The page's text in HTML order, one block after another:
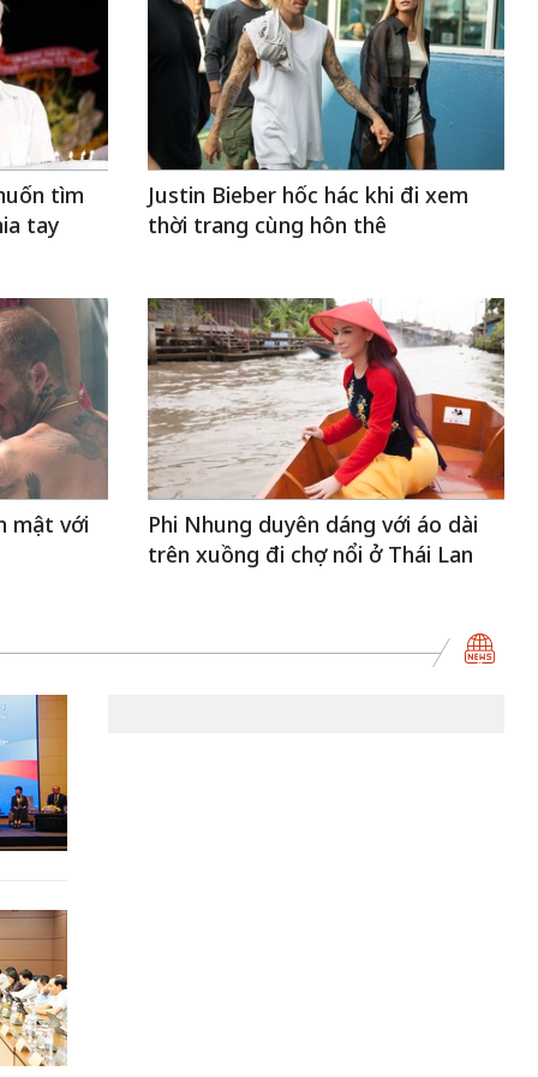
tìm
tay
Justin Bieber hốc hác khi đi xem
thời trang cùng hôn thê
mật với
Phi Nhung duyên dáng với áo dài
trên xuồng đi chợ nổi ở Thái Lan